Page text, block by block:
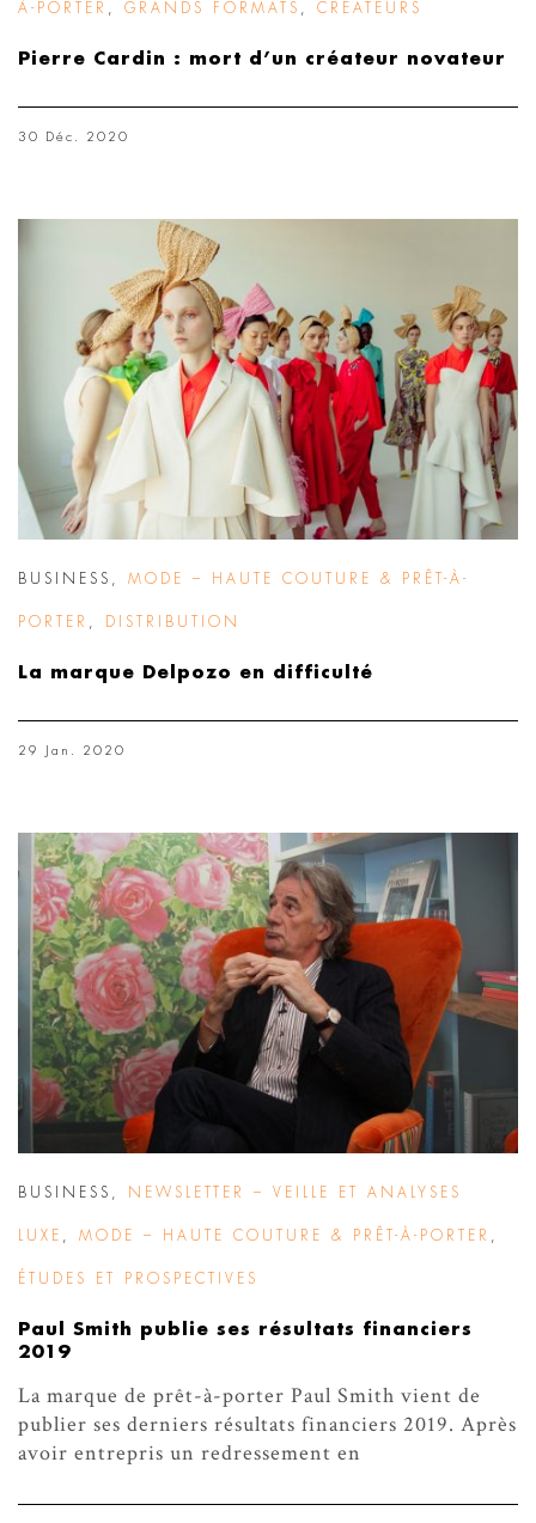
À-PORTER GRANDS FORMATS CRÉATEURS
Pierre Cardin : mort d’un créateur novateur
30 Déc. 2020
BUSINESS MODE – HAUTE COUTURE & PRÊT-À-
PORTER DISTRIBUTION
La marque Delpozo en difficulté
29 Jan. 2020
BUSINESS NEWSLETTER – VEILLE ET ANALYSES
LUXE MODE – HAUTE COUTURE & PRÊT-À-PORTER
ÉTUDES ET PROSPECTIVES
Paul Smith publie ses résultats financiers
2019
La marque de prêt-à-porter Paul Smith vient de
publier ses derniers résultats financiers 2019. Après
avoir entrepris un redressement en